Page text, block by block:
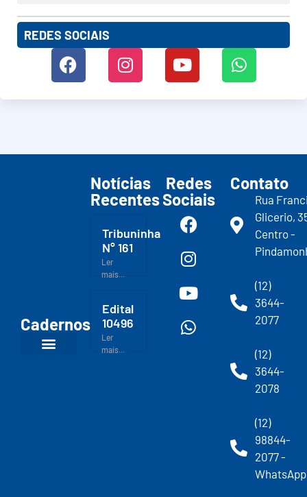
REDES SOCIAIS
Cadernos
Notícias
Recentes
Tribuninha
N° 161
Ler
mais...
Edital
10496
Ler
mais...
Redes
Sociais
Contato
Rua
Glicerio,
Centro -
(12)
3644-
2077
(12)
3644-
2078
(12)
98844-
2077 -
WhatsApp